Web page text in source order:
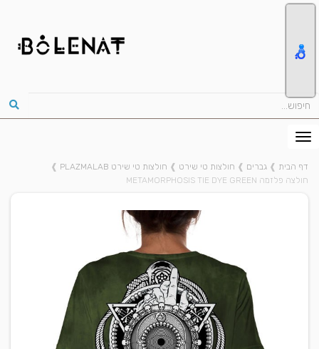
דף הבית ❱ גברים ❱ חולצות טי שירט ❱ חולצות טי שירט PLAZMALAB
❱
חולצה פלזמה METAMORPHOSIS TIE DYE GREEN